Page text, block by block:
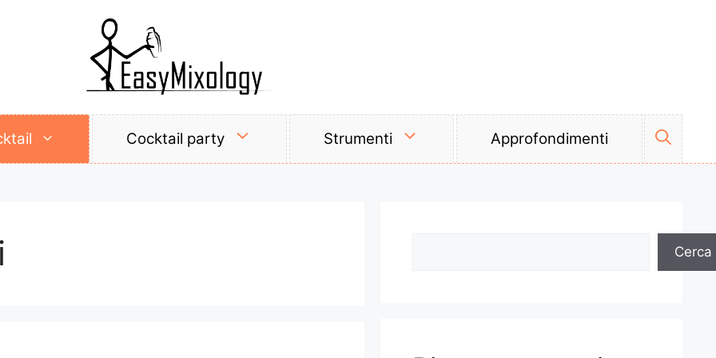
Cocktail party Strumenti Approfondimenti
Cerca